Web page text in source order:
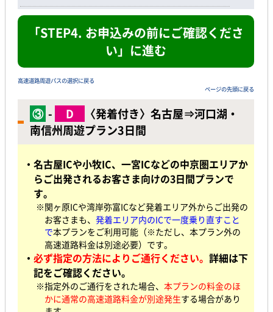
「STEP4. お申込みの前にご確認くださ
い」に進む
高速道路周遊パスの選択に戻る
ページの先頭に戻る
③ - D
〈発着付き〉名古屋⇒河口湖・
南信州周遊プラン3日間
・名古屋ICや小牧IC、一宮ICなどの中京圏エリアか
らご出発されるお客さま向けの3日間プランで
す。
※関ヶ原ICや湾岸弥富ICなど発着エリア外からご出発の
お客さまも、 発着エリア内のICで一度乗り直すこと
で本プランをご利用可能（※ただし、本プラン外の
高速道路料金は別途必要）です。
・ 必ず指定の方法によりご通行ください。 詳細は下
記をご確認ください。
※指定外のご通行をされた場合、 本プランの料金のほ
かに通常の高速道路料金が別途発生する場合があり